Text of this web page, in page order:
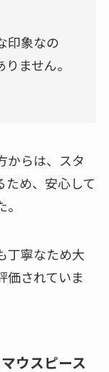
印象なの
ません。
からは、スタ
ため、安心して
丁寧なため大
価されていま
ウスピース